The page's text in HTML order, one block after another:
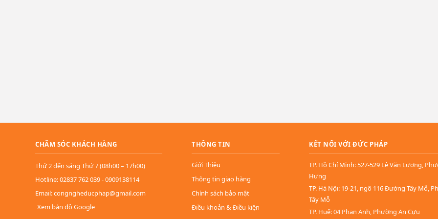
CHĂM SÓC KHÁCH HÀNG
Thứ 2 đến sáng Thứ 7 (08h00 – 17h00)
Hotline: 02837 762 039 - 0909138114
Email: congngheducphap@gmail.com
Xem bản đồ Google
THÔNG TIN
Giới Thiệu
Thông tin giao hàng
Chính sách bảo mật
Điều khoản & Điều kiện
KẾT NỐI VỚI ĐỨC PHÁP
TP. Hồ Chí Minh: 527-529 Lê Văn Lương,
Hưng
TP. Hà Nội: 19-21, ngõ 116 Đường Tây Mỗ,
Tây Mỗ
TP. Huế: 04 Phan Anh, Phường An Cựu